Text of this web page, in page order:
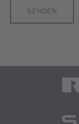
SENDEN